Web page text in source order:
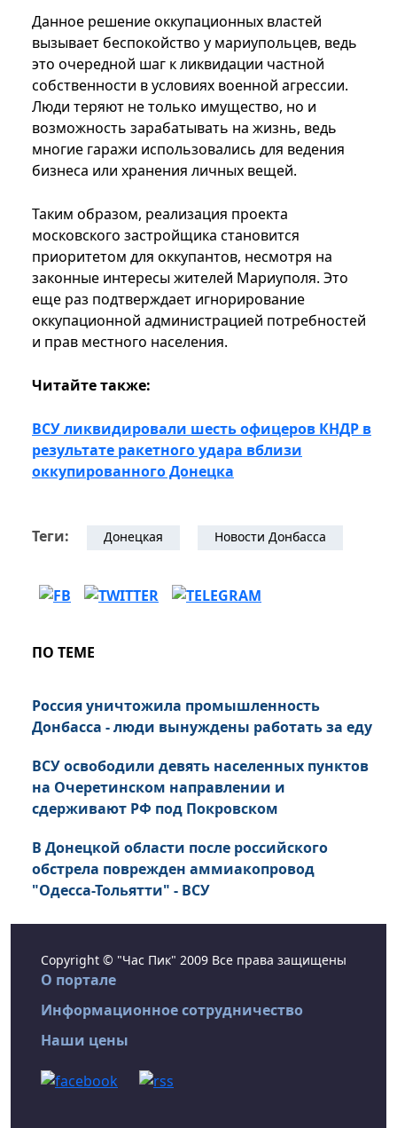
Данное решение оккупационных властей
вызывает беспокойство у мариупольцев, ведь
это очередной шаг к ликвидации частной
собственности в условиях военной агрессии.
Люди теряют не только имущество, но и
возможность зарабатывать на жизнь, ведь
многие гаражи использовались для ведения
бизнеса или хранения личных вещей.
Таким образом, реализация проекта
московского застройщика становится
приоритетом для оккупантов, несмотря на
законные интересы жителей Мариуполя. Это
еще раз подтверждает игнорирование
оккупационной администрацией потребностей
и прав местного населения.
Читайте также:
ВСУ ликвидировали шесть офицеров КНДР в
результате ракетного удара вблизи
оккупированного Донецка
Теги: Донецкая Новости Донбасса
ПО ТЕМЕ
Россия уничтожила промышленность
Донбасса - люди вынуждены работать за еду
ВСУ освободили девять населенных пунктов
на Очеретинском направлении и
сдерживают РФ под Покровском
В Донецкой области после российского
обстрела поврежден аммиакопровод
"Одесса-Тольятти" - ВСУ
Copyright © "Час Пик" 2009 Все права защищены
О портале
Информационное сотрудничество
Наши цены